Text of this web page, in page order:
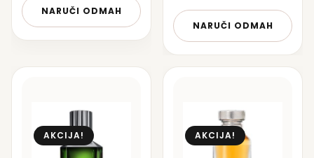
NARUČI ODMAH
NARUČI ODMAH
AKCIJA! AKCIJA!